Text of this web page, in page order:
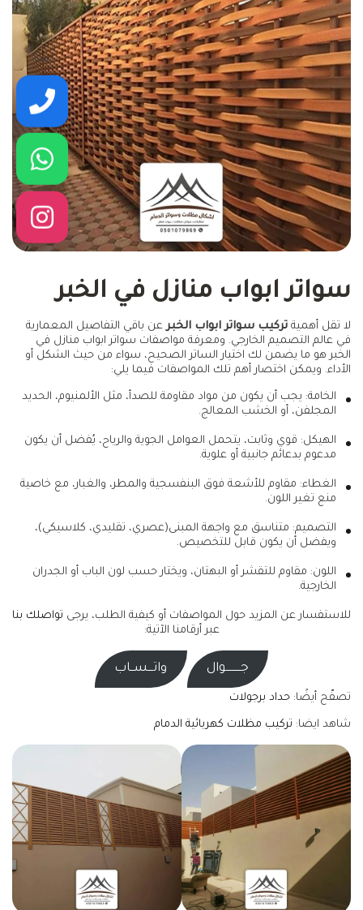
سواتر ابواب منازل في الخبر
لا تقل أهمية تركيب سواتر ابواب الخبرعن باقي التفاصيل المعمارية
في عالم التصميم الخارجي. ومعرفة مواصفات سواتر ابواب منازل في
الخبر هو ما يضمن لك اختيار الساتر الصحيح، سواء من حيث الشكل أو
الأداء. ويمكن اختصار أهم تلك المواصفات فيما يلي:
الخامة: يجب أن يكون من مواد مقاومة للصدأ، مثل الألمنيوم، الحديد
المجلفن، أو الخشب المعالج.
الهيكل: قوي وثابت، يتحمل العوامل الجوية والرياح، يُفضل أن يكون
مدعوم بدعائم جانبية أو علوية.
الغطاء: مقاوم للأشعة فوق البنفسجية والمطر، والغبار، مع خاصية
منع تغير اللون.
التصميم: متناسق مع واجهة المبنى(عصري، تقليدي، كلاسيكي)،
ويفضل أن يكون قابل للتخصيص.
اللون: مقاوم للتقشر أو البهتان، ويختار حسب لون الباب أو الجدران
الخارجية.
للاستفسار عن المزيد حول المواصفات أو كيفية الطلب، يرجى تواصلك بنا
عبر أرقامنا الآتية:
جـــــــــوال واتـــســاب
تصفّح أيضًا: حداد برجولات
شاهد ايضا: تركيب مظلات كهربائية الدمام
كلمنا